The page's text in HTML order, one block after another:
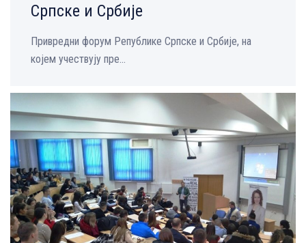
Српске и Србије
Привредни форум Републике Српске и Србије, на
којем учествују пре...